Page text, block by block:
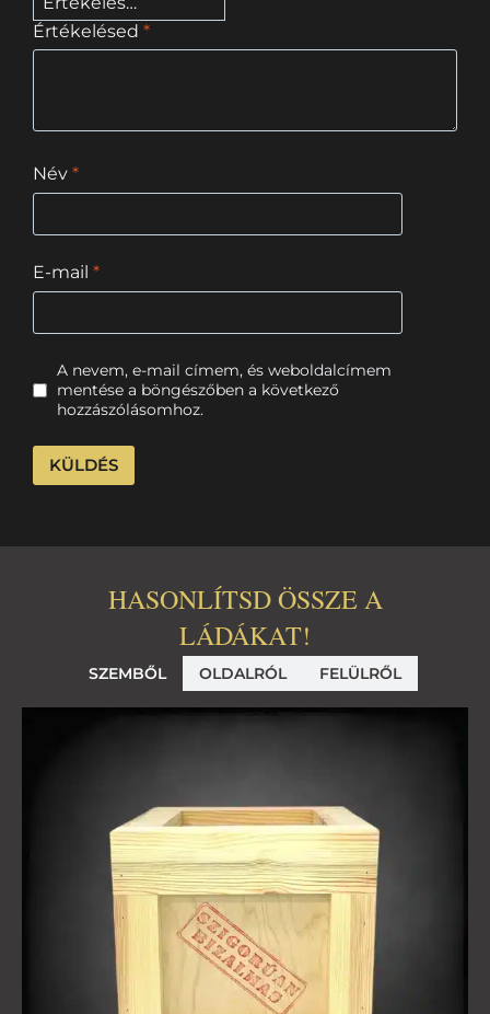
Értékelésed *
Név *
E-mail *
A nevem, e-mail címem, és weboldalcímem
mentése a böngészőben a következő
hozzászólásomhoz.
HASONLÍTSD ÖSSZE A
LÁDÁKAT!
SZEMBŐL OLDALRÓL FELÜLRŐL